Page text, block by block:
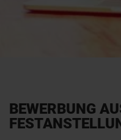
BEWERBUNG